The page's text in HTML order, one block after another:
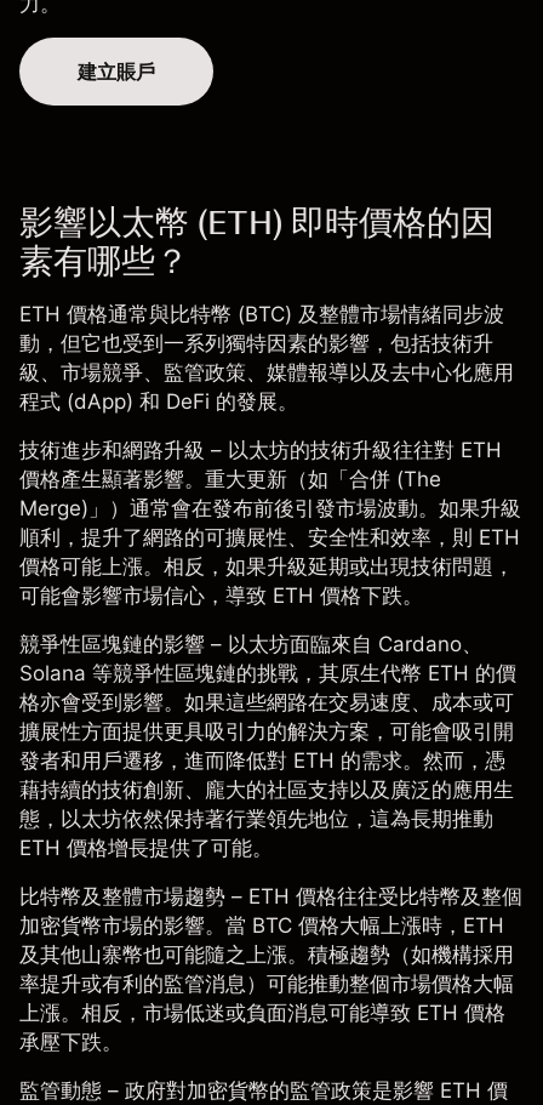
建立賬戶
影響以太幣 (ETH) 即時價格的因
素有哪些？
ETH 價格通常與比特幣 (BTC) 及整體市場情緒同步波
動，但它也受到一系列獨特因素的影響，包括技術升
級、市場競爭、監管政策、媒體報導以及去中心化應用
程式 (dApp) 和 DeFi 的發展。
技術進步和網路升級 – 以太坊的技術升級往往對 ETH
價格產生顯著影響。重大更新（如「合併 (The
Merge)」）通常會在發布前後引發市場波動。如果升級
順利，提升了網路的可擴展性、安全性和效率，則 ETH
價格可能上漲。相反，如果升級延期或出現技術問題，
可能會影響市場信心，導致 ETH 價格下跌。
競爭性區塊鏈的影響 – 以太坊面臨來自 Cardano、
Solana 等競爭性區塊鏈的挑戰，其原生代幣 ETH 的價
格亦會受到影響。如果這些網路在交易速度、成本或可
擴展性方面提供更具吸引力的解決方案，可能會吸引開
發者和用戶遷移，進而降低對 ETH 的需求。然而，憑
藉持續的技術創新、龐大的社區支持以及廣泛的應用生
態，以太坊依然保持著行業領先地位，這為長期推動
ETH 價格增長提供了可能。
比特幣及整體市場趨勢 – ETH 價格往往受比特幣及整個
加密貨幣市場的影響。當 BTC 價格大幅上漲時，ETH
及其他山寨幣也可能隨之上漲。積極趨勢（如機構採用
率提升或有利的監管消息）可能推動整個市場價格大幅
上漲。相反，市場低迷或負面消息可能導致 ETH 價格
承壓下跌。
監管動態 – 政府對加密貨幣的監管政策是影響 ETH 價